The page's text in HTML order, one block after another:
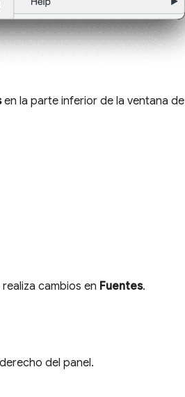
en la parte inferior de la ventana de
realiza cambios en Fuentes.
del panel.